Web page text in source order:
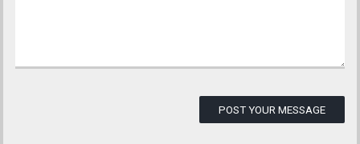
POST YOUR MESSAGE